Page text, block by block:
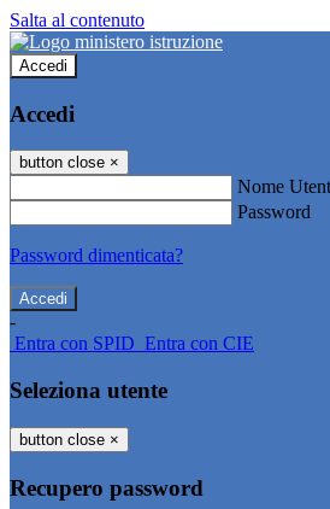
Salta al contenuto
Accedi
Accedi
button close ×
Nome
Password
Password dimenticata?
-
Entra con SPID Entra con CIE
Seleziona utente
button close ×
Recupero password